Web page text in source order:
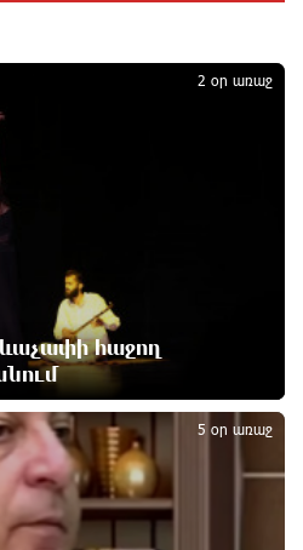
​​պաշտոնյային կաշառելու
է ձերբակալվել
շարունակել Հայաստանի
կառավարումը.
թիվը շուրջ 7 հազարով
է Լիբանանում
կետերի և
հաջող
2 օր առաջ
5 օր առաջ